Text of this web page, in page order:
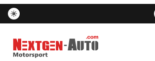
Nextgen-Auto.com